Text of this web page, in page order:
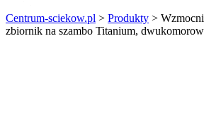
Centrum-sciekow.pl > Produkty >
zbiornik na szambo Titanium,